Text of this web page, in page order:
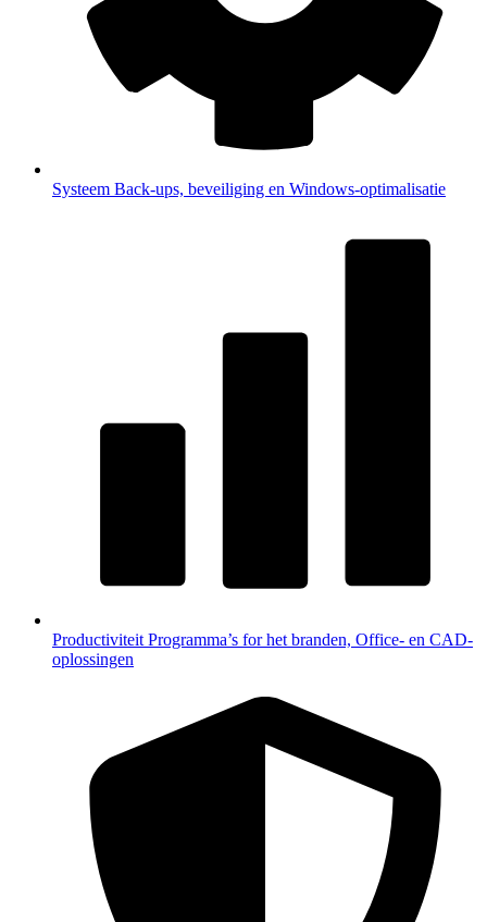
Systeem Back-ups, beveiliging en Windows-optimalisatie
Productiviteit Programma’s for het branden, Office- en CAD-
oplossingen